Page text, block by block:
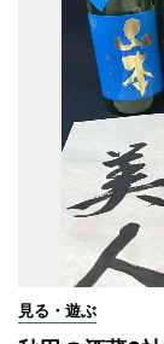
見る・遊ぶ